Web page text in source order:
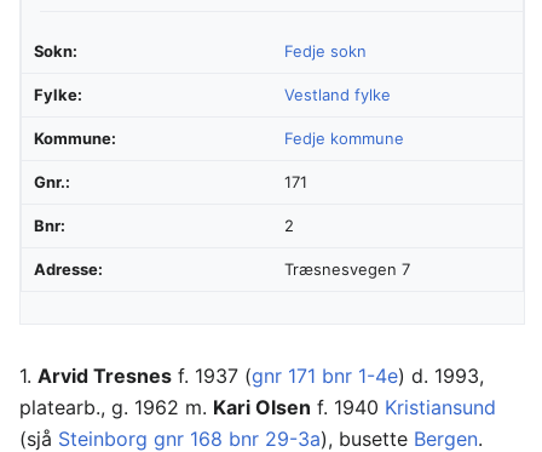
Sokn: Fedje sokn
Fylke: Vestland fylke
Kommune: Fedje kommune
Gnr.: 171
Bnr: 2
Adresse: Træsnesvegen 7
1. Arvid Tresnes f. 1937 (gnr 171 bnr 1-4e) d. 1993,
platearb., g. 1962 m. Kari Olsen f. 1940 Kristiansund
(sjå Steinborg gnr 168 bnr 29-3a), busette Bergen.